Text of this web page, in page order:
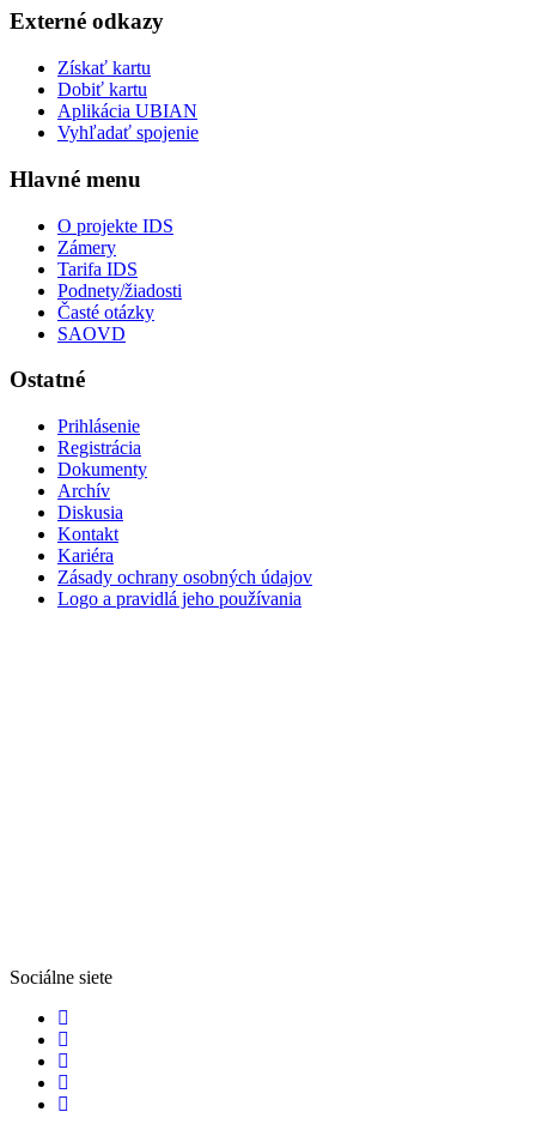
Externé odkazy
Získať kartu
Dobiť kartu
Aplikácia UBIAN
Vyhľadať spojenie
Hlavné menu
O projekte IDS
Zámery
Tarifa IDS
Podnety/žiadosti
Časté otázky
SAOVD
Ostatné
Prihlásenie
Registrácia
Dokumenty
Archív
Diskusia
Kontakt
Kariéra
Zásady ochrany osobných údajov
Logo a pravidlá jeho používania
Sociálne siete